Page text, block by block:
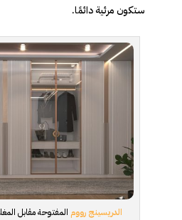
ستكون مرئية دائمًا.
الدريسينج رووم المفتوحة مقابل